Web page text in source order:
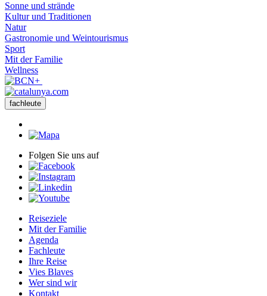
Sonne und strände
Kultur und Traditionen
Natur
Gastronomie und Weintourismus
Sport
Mit der Familie
Wellness
fachleute
Folgen Sie uns auf
Reiseziele
Mit der Familie
Agenda
Fachleute
Ihre Reise
Vies Blaves
Wer sind wir
Kontakt